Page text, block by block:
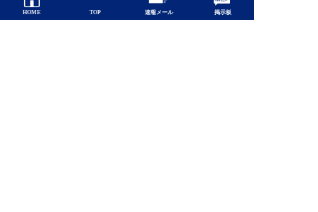
HOME TOP 速報メール 掲示板